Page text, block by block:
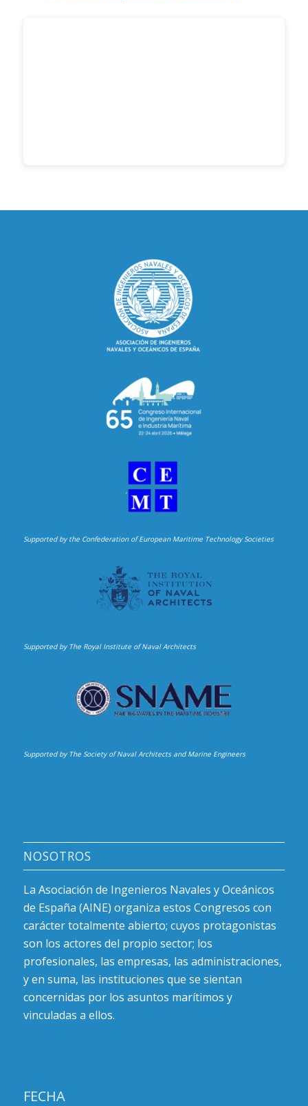
Supported by the Confederation of European Maritime Technology Societies
Supported by The Royal Institute of Naval Architects
Supported by The Society of Naval Architects and Marine Engineers
NOSOTROS
La Asociación de Ingenieros Navales y Oceánicos
de España (AINE) organiza estos Congresos con
carácter totalmente abierto; cuyos protagonistas
son los actores del propio sector; los
profesionales, las empresas, las administraciones,
y en suma, las instituciones que se sientan
concernidas por los asuntos marítimos y
vinculadas a ellos.
FECHA